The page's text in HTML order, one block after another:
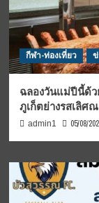
กีฬา-ท่องเที่ยว
ฉลองวันแม่ปีนี้ด้
ภูเก็ตย่างรสเลิศ
admin1 05/08/